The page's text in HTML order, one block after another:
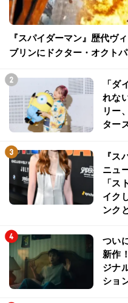
『スパイダーマン』歴代ヴ
ブリンにドクター・オクト
「ダ
れな
リー
ター
『ス
ニュ
「ス
イク
ンク
つい
新作
ジナ
ショ